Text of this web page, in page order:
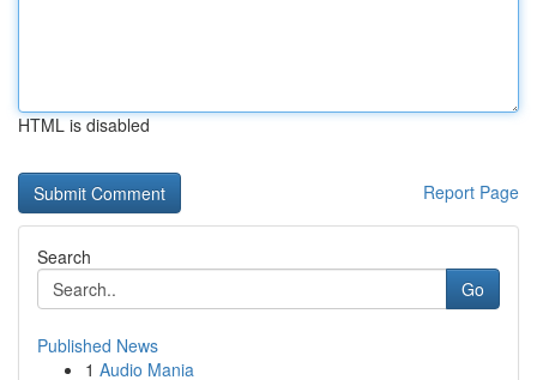
HTML is disabled
Report Page
Search
Go
Published News
1 Audio Mania